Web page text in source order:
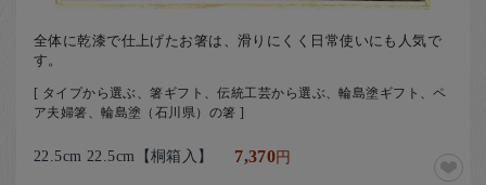
全体に乾漆で仕上げたお箸は、滑りにくく日常使いにも人気で
す。
[ タイプから選ぶ、箸ギフト、伝統工芸から選ぶ、輪島塗ギフト、ペ
ア夫婦箸、輪島塗（石川県）の箸 ]
22.5cm 22.5cm【桐箱入】 7,370円